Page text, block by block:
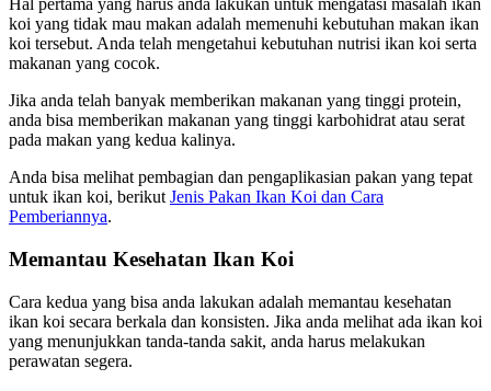
Hal pertama yang harus anda lakukan untuk mengatasi masalah ikan
koi yang tidak mau makan adalah memenuhi kebutuhan makan ikan
koi tersebut. Anda telah mengetahui kebutuhan nutrisi ikan koi serta
makanan yang cocok.
Jika anda telah banyak memberikan makanan yang tinggi protein,
anda bisa memberikan makanan yang tinggi karbohidrat atau serat
pada makan yang kedua kalinya.
Anda bisa melihat pembagian dan pengaplikasian pakan yang tepat
untuk ikan koi, berikut Jenis Pakan Ikan Koi dan Cara
Pemberiannya.
Memantau Kesehatan Ikan Koi
Cara kedua yang bisa anda lakukan adalah memantau kesehatan
ikan koi secara berkala dan konsisten. Jika anda melihat ada ikan koi
yang menunjukkan tanda-tanda sakit, anda harus melakukan
perawatan segera.